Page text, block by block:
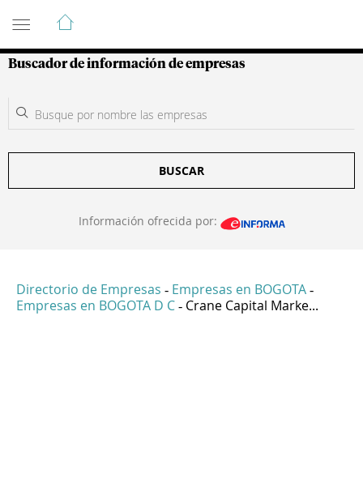
Guía de Empresas Colombianas
Buscador de información de empresas
BUSCAR
Información ofrecida por:
Directorio de Empresas - Empresas en BOGOTA -
Empresas en BOGOTA D C - Crane Capital Marke...